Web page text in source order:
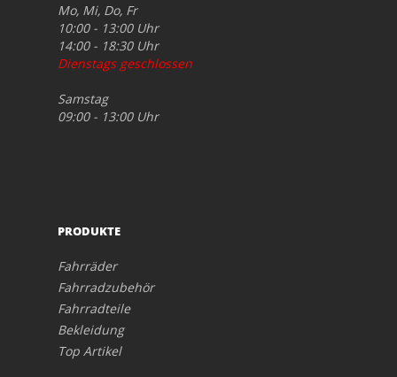
Mo, Mi, Do, Fr
10:00 - 13:00 Uhr
14:00 - 18:30 Uhr
Dienstags geschlossen
Samstag
09:00 - 13:00 Uhr
PRODUKTE
Fahrräder
Fahrradzubehör
Fahrradteile
Bekleidung
Top Artikel